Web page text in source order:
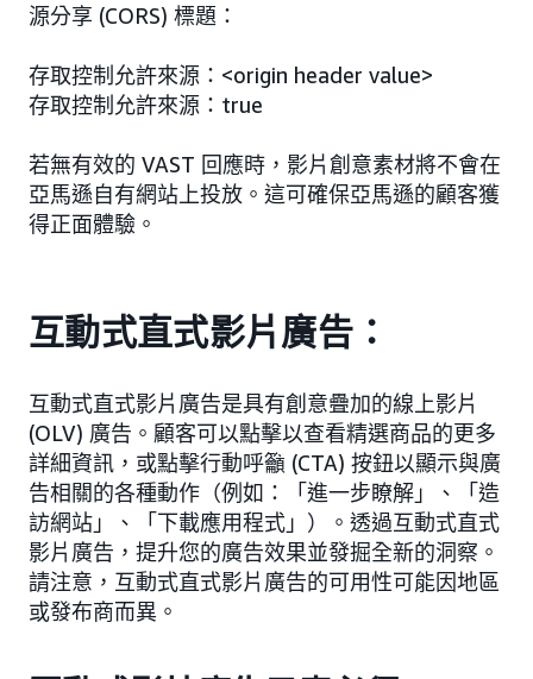
源分享 (CORS) 標題：
存取控制允許來源：<origin header value>
存取控制允許來源：true
若無有效的 VAST 回應時，影片創意素材將不會在
亞馬遜自有網站上投放。這可確保亞馬遜的顧客獲
得正面體驗。
互動式直式影片廣告：
互動式直式影片廣告是具有創意疊加的線上影片
(OLV) 廣告。顧客可以點擊以查看精選商品的更多
詳細資訊，或點擊行動呼籲 (CTA) 按鈕以顯示與廣
告相關的各種動作（例如：「進一步瞭解」、「造
訪網站」、「下載應用程式」）。透過互動式直式
影片廣告，提升您的廣告效果並發掘全新的洞察。
請注意，互動式直式影片廣告的可用性可能因地區
或發布商而異。